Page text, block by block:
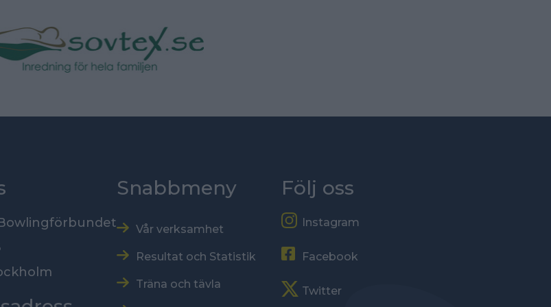
Snabbmeny
Vår verksamhet
Resultat och Statistik
Träna och tävla
Följ oss
Instagram
Facebook
Twitter